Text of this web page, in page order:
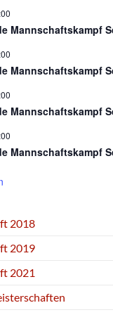
Mannschaftskampf
Mannschaftskampf
Mannschaftskampf
Mannschaftskampf
2018
2019
2021